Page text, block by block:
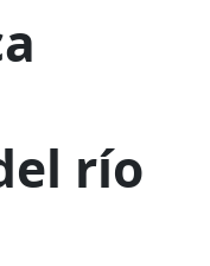
río